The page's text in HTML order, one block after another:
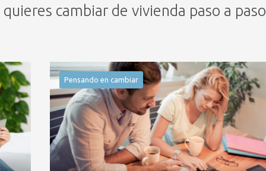
cambiar de vivienda paso a paso
Pensando en cambiar